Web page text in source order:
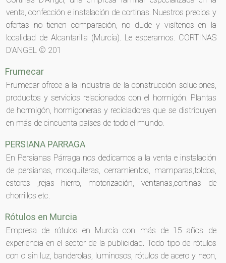
venta, confección e instalación de cortinas. Nuestros precios y
ofertas no tienen comparación, no dude y visítenos en la
localidad de Alcantarilla (Murcia). Le esperamos. CORTINAS
D'ANGEL © 201
Frumecar
Frumecar ofrece a la industria de la construcción soluciones,
productos y servicios relacionados con el hormigón. Plantas
de hormigón, hormigoneras y recicladores que se distribuyen
en más de cincuenta países de todo el mundo.
PERSIANA PARRAGA
En Persianas Párraga nos dedicamos a la venta e instalación
de persianas, mosquiteras, cerramientos, mamparas,toldos,
estores ,rejas hierro, motorización, ventanas,cortinas de
chorrillos etc.
Rótulos en Murcia
Empresa de rótulos en Murcia con más de 15 años de
experiencia en el sector de la publicidad. Todo tipo de rótulos
con o sin luz, banderolas, luminosos, rótulos de acero y neon,